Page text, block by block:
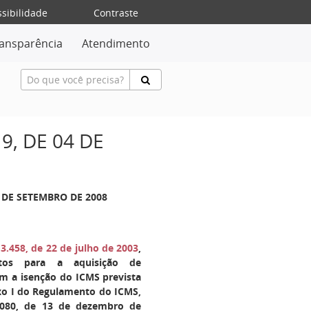
Contraste
Atendimento
DE 04 DE
SETEMBRO DE 2008
de 22 de julho de 2003,
para a aquisição de
a isenção do ICMS prevista
I do Regulamento do ICMS,
de 13 de dezembro de